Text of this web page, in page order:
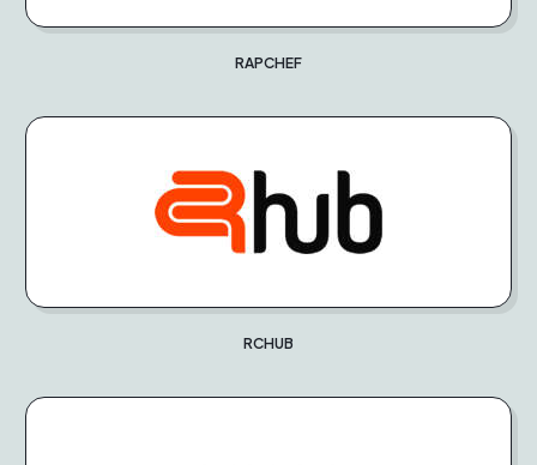
RAPCHEF
RCHUB